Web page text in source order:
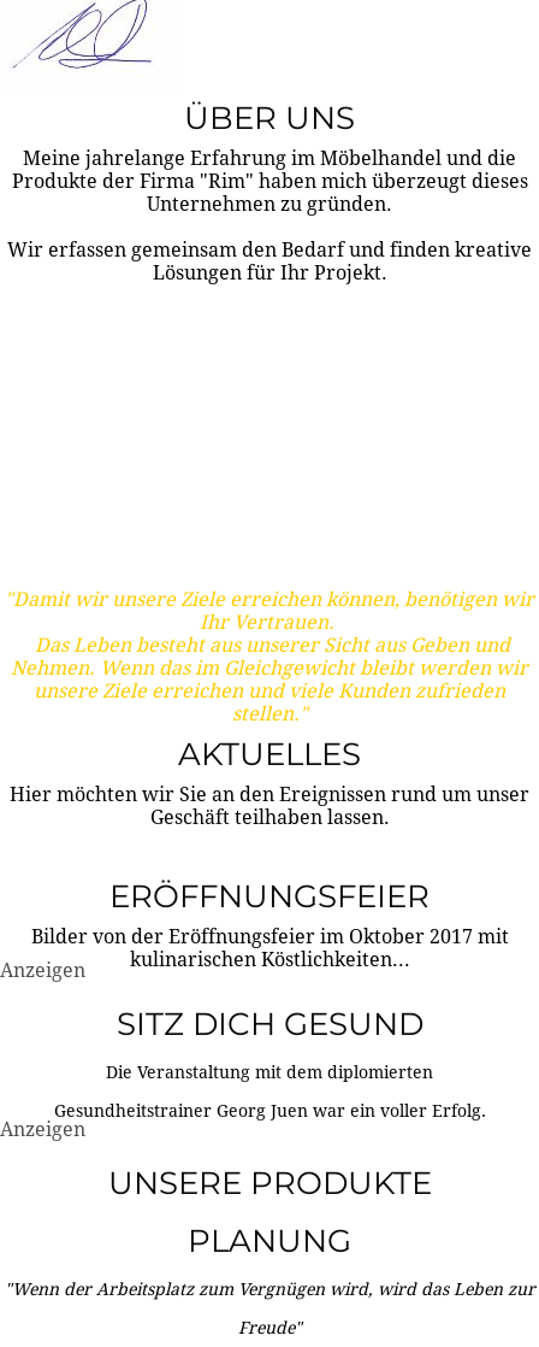
ÜBER UNS
Meine jahrelange Erfahrung im Möbelhandel und die
Produkte der Firma "Rim" haben mich überzeugt dieses
Unternehmen zu gründen.
Wir erfassen gemeinsam den Bedarf und finden kreative
Lösungen für Ihr Projekt.
"Damit wir unsere Ziele erreichen können, benötigen wir
Ihr Vertrauen.
Das Leben besteht aus unserer Sicht aus Geben und
Nehmen. Wenn das im Gleichgewicht bleibt werden wir
unsere Ziele erreichen und viele Kunden zufrieden
stellen."
AKTUELLES
Hier möchten wir Sie an den Ereignissen rund um unser
Geschäft teilhaben lassen.
ERÖFFNUNGSFEIER
Bilder von der Eröffnungsfeier im Oktober 2017 mit
kulinarischen Köstlichkeiten...
Anzeigen
SITZ DICH GESUND
Die Veranstaltung mit dem diplomierten
Gesundheitstrainer Georg Juen war ein voller Erfolg.
Anzeigen
UNSERE PRODUKTE
PLANUNG
"Wenn der Arbeitsplatz zum Vergnügen wird, wird das Leben zur
Freude"